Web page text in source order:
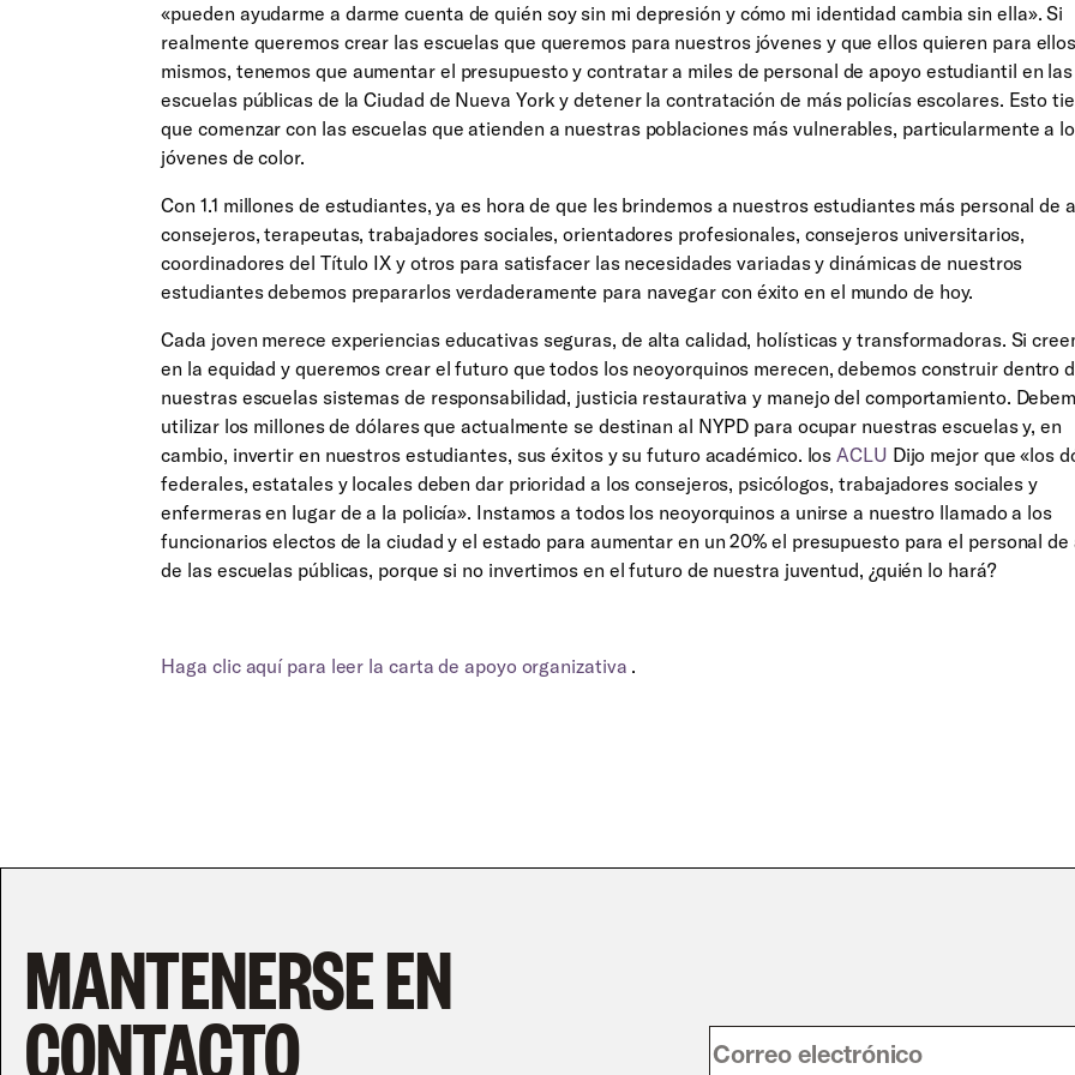
«pueden ayudarme a darme cuenta de quién soy sin mi depresión y cómo mi identidad cambia sin ella». Si
realmente queremos crear las escuelas que queremos para nuestros jóvenes y que ellos quieren para ellos
mismos, tenemos que aumentar el presupuesto y contratar a miles de personal de apoyo estudiantil en las
escuelas públicas de la Ciudad de Nueva York y detener la contratación de más policías escolares. Esto
que comenzar con las escuelas que atienden a nuestras poblaciones más vulnerables, particularmente a
jóvenes de color.
Con 1.1 millones de estudiantes, ya es hora de que les brindemos a nuestros estudiantes más personal de
consejeros, terapeutas, trabajadores sociales, orientadores profesionales, consejeros universitarios,
coordinadores del Título IX y otros para satisfacer las necesidades variadas y dinámicas de nuestros
estudiantes debemos prepararlos verdaderamente para navegar con éxito en el mundo de hoy.
Cada joven merece experiencias educativas seguras, de alta calidad, holísticas y transformadoras. Si
en la equidad y queremos crear el futuro que todos los neoyorquinos merecen, debemos construir dentro
nuestras escuelas sistemas de responsabilidad, justicia restaurativa y manejo del comportamiento.
utilizar los millones de dólares que actualmente se destinan al NYPD para ocupar nuestras escuelas y, en
cambio, invertir en nuestros estudiantes, sus éxitos y su futuro académico. los ACLU Dijo mejor que «los
federales, estatales y locales deben dar prioridad a los consejeros, psicólogos, trabajadores sociales y
enfermeras en lugar de a la policía». Instamos a todos los neoyorquinos a unirse a nuestro llamado a los
funcionarios electos de la ciudad y el estado para aumentar en un 20% el presupuesto para el personal de
de las escuelas públicas, porque si no invertimos en el futuro de nuestra juventud, ¿quién lo hará?
Haga clic aquí para leer la carta de apoyo organizativa .
MANTENERSE EN
CONTACTO